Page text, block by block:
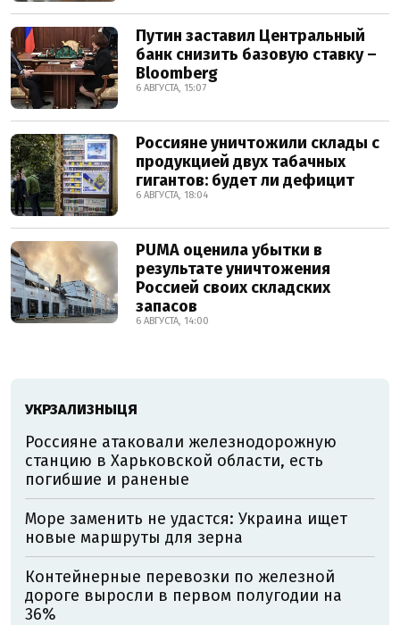
Путин заставил Центральный
банк снизить базовую ставку –
Bloomberg
6 АВГУСТА, 15:07
Россияне уничтожили склады с
продукцией двух табачных
гигантов: будет ли дефицит
6 АВГУСТА, 18:04
PUMA оценила убытки в
результате уничтожения
Россией своих складских
запасов
6 АВГУСТА, 14:00
УКРЗАЛИЗНЫЦЯ
Россияне атаковали железнодорожную
станцию в Харьковской области, есть
погибшие и раненые
Море заменить не удастся: Украина ищет
новые маршруты для зерна
Контейнерные перевозки по железной
дороге выросли в первом полугодии на
36%